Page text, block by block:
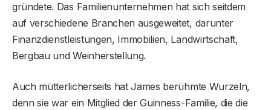
gründete. Das Familienunternehmen hat sich seitdem
auf verschiedene Branchen ausgeweitet, darunter
Finanzdienstleistungen, Immobilien, Landwirtschaft,
Bergbau und Weinherstellung.
Auch mütterlicherseits hat James berühmte Wurzeln,
denn sie war ein Mitglied der Guinness-Familie, die die